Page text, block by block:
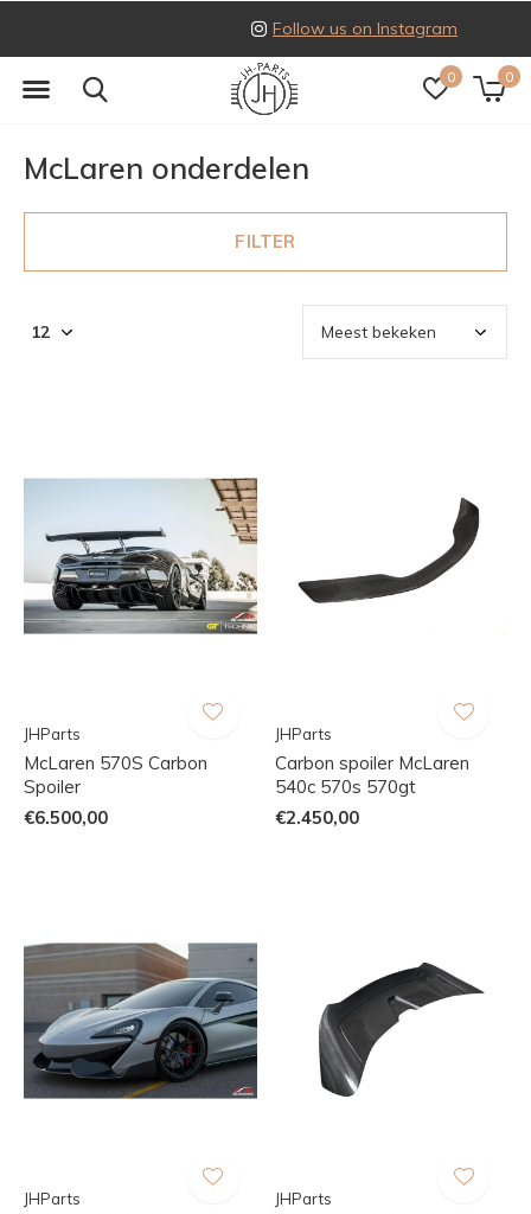
0 0
Follow us on Instagram
McLaren onderdelen
FILTER
JHParts
McLaren 570S Carbon
Spoiler
€6.500,00
JHParts
Carbon spoiler McLaren
540c 570s 570gt
€2.450,00
JHParts JHParts